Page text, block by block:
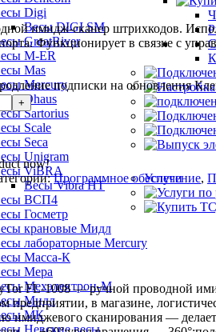
Digi
Весы DIGI SM
GreatRiver
M-ER
Mas
Mercury
Ohaus
Sartorius
Scale
Seca
Unigram
ViBRA
Весы Vibra HT
ВСП4
Госметр
крановые Мидл
лабораторные Mercury
Масса-К
Мера
Мехэлектрон-М
Мидл
МК
Невские весы
Услуги
имидж-сканер штрихкодов.
Функционирует в связке с
подписки на обновления
now!
Программное обеспечение,
FL-1008 — ручной проводной
предприятии, в магазине,
имиджевого сканирования —